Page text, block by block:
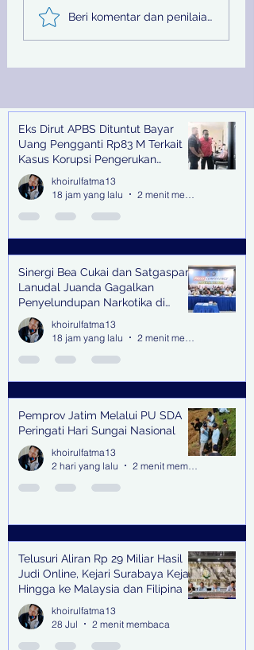
Sinergi Bea Cukai dan
Satgaspam Lanudal
Juanda Gagalkan
Beri komentar dan penilaian...
Recent Posts
Eks Dirut APBS Dituntut Bayar
Uang Pengganti Rp83 M Terkait
Kasus Korupsi Pengerukan
Tanjung Perak
khoirulfatma13
18 jam yang lalu
Sinergi Bea Cukai dan Satgaspam
Lanudal Juanda Gagalkan
Penyelundupan Narkotika di
Bandara Juanda
khoirulfatma13
18 jam yang lalu
Pemprov Jatim Melalui PU SDA
Peringati Hari Sungai Nasional
khoirulfatma13
2 hari yang lalu
Telusuri Aliran Rp 29 Miliar Hasil
Judi Online, Kejari Surabaya Kejar
Hingga ke Malaysia dan Filipina
khoirulfatma13
28 Jul
2 menit membaca